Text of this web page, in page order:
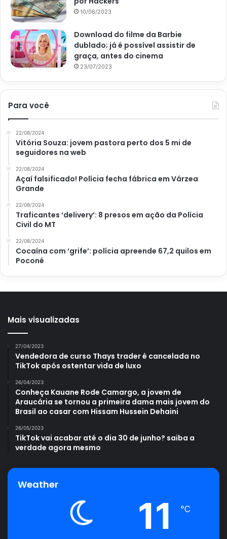
10/06/2023
Download do filme da Barbie
dublado; já é possível assistir de
graça, antes do cinema
23/07/2023
Para você
22/08/2024
Vitória Souza: jovem pastora perto dos 5 mi de
seguidores na web
22/08/2024
Açaí falsificado! Polícia fecha fábrica em Várzea
Grande
22/08/2024
Traficantes ‘delivery’: 8 presos em ação da Polícia
Civil do MT
22/08/2024
Cocaína com ‘grife’: polícia apreende 67,2 quilos em
Poconé
Mais visualizadas
27/04/2023
Vendedora de curso Thays trader é cancelada no
TikTok após ostentar vida de luxo
26/04/2023
Conheça Kauane Rode Camargo, a jovem de
Araucária se tornou a primeira dama mais jovem do
Brasil ao casar com Hissam Hussein Dehaini
26/05/2023
TikTok vai acabar até o dia 30 de junho? saiba a
verdade agora mesmo
Weather
11 ℃